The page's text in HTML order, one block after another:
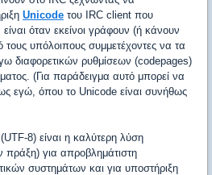
Unicode του IRC client που
όταν εκείνοι γράφουν (ή κάνουν
υπόλοιπους συμμετέχοντες να τα
διαφορετικών ρυθμίσεων (codepages)
(Για παράδειγμα αυτό μπορεί να
εγώ, όπου το Unicode είναι συνήθως
8) είναι η καλύτερη λύση
πράξη) για απροβλημάτιστη
συστημάτων και για υποστήριξη